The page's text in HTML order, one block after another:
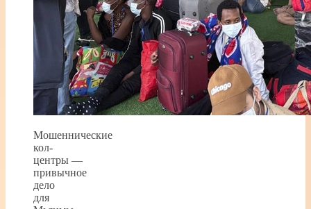
Мошеннические
кол-
центры —
привычное
дело
для